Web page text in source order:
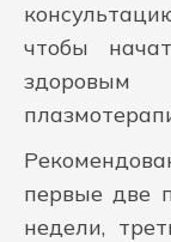
чтобы
первые две
недели,